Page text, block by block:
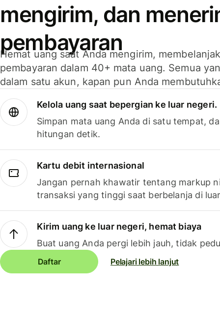
mengirim, dan
pembayaran
Hemat uang saat Anda mengirim,
pembayaran dalam 40+ mata uang. Semua
dalam satu akun, kapan pun Anda
Kelola uang saat bepergian ke luar negeri.
Simpan mata uang Anda di satu tempat,
hitungan detik.
Kartu debit internasional
Jangan pernah khawatir tentang markup
transaksi yang tinggi saat berbelanja di
Kirim uang ke luar negeri, hemat biaya
Buat uang Anda pergi lebih jauh, tidak
Daftar Pelajari lebih lanjut